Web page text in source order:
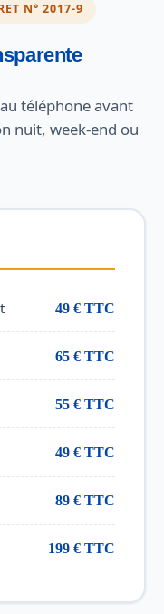
N° 2017-9
téléphone avant
nuit, week-end ou
49 € TTC
65 € TTC
55 € TTC
49 € TTC
89 € TTC
199 € TTC